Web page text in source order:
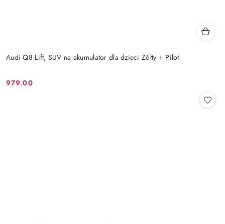
Audi Q8 Lift, SUV na akumulator dla dzieci Żółty + Pilot
Cena:
979.00